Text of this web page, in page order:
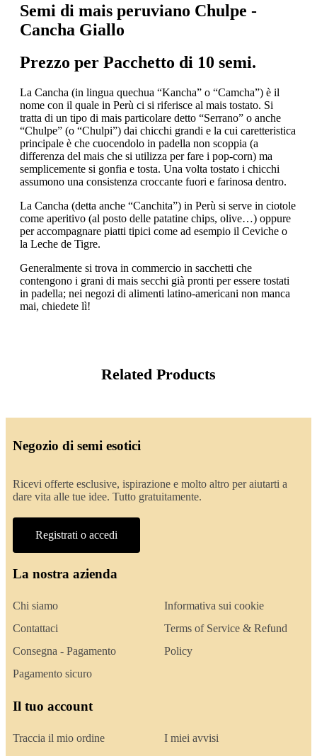
Semi di mais peruviano Chulpe -
Cancha Giallo
Prezzo per Pacchetto di 10 semi.
La Cancha (in lingua quechua “Kancha” o “Camcha”) è il
nome con il quale in Perù ci si riferisce al mais tostato. Si
tratta di un tipo di mais particolare detto “Serrano” o anche
“Chulpe” (o “Chulpi”) dai chicchi grandi e la cui caretteristica
principale è che cuocendolo in padella non scoppia (a
differenza del mais che si utilizza per fare i pop-corn) ma
semplicemente si gonfia e tosta. Una volta tostato i chicchi
assumono una consistenza croccante fuori e farinosa dentro.
La Cancha (detta anche “Canchita”) in Perù si serve in ciotole
come aperitivo (al posto delle patatine chips, olive…) oppure
per accompagnare piatti tipici come ad esempio il Ceviche o
la Leche de Tigre.
Generalmente si trova in commercio in sacchetti che
contengono i grani di mais secchi già pronti per essere tostati
in padella; nei negozi di alimenti latino-americani non manca
mai, chiedete lì!
Related Products
Negozio di semi esotici
Ricevi offerte esclusive, ispirazione e molto altro per aiutarti a
dare vita alle tue idee. Tutto gratuitamente.
Registrati o accedi
La nostra azienda
Chi siamo
Contattaci
Consegna - Pagamento
Pagamento sicuro
Informativa sui cookie
Terms of Service & Refund
Policy
Il tuo account
Traccia il mio ordine
I miei avvisi